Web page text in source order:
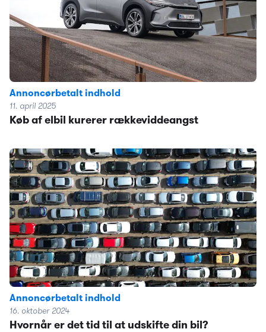
Annoncørbetalt indhold
11. april 2025
Køb af elbil kurerer rækkeviddeangst
Annoncørbetalt indhold
16. oktober 2024
Hvornår er det tid til at udskifte din bil?